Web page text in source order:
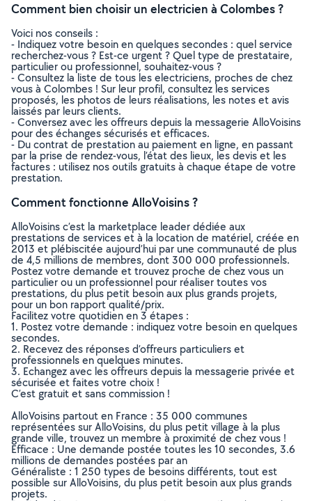
Comment bien choisir un electricien à Colombes ?
Voici nos conseils :
- Indiquez votre besoin en quelques secondes : quel service
recherchez-vous ? Est-ce urgent ? Quel type de prestataire,
particulier ou professionnel, souhaitez-vous ?
- Consultez la liste de tous les electriciens, proches de chez
vous à Colombes ! Sur leur profil, consultez les services
proposés, les photos de leurs réalisations, les notes et avis
laissés par leurs clients.
- Conversez avec les offreurs depuis la messagerie AlloVoisins
pour des échanges sécurisés et efficaces.
- Du contrat de prestation au paiement en ligne, en passant
par la prise de rendez-vous, l’état des lieux, les devis et les
factures : utilisez nos outils gratuits à chaque étape de votre
prestation.
Comment fonctionne AlloVoisins ?
AlloVoisins c’est la marketplace leader dédiée aux
prestations de services et à la location de matériel, créée en
2013 et plébiscitée aujourd’hui par une communauté de plus
de 4,5 millions de membres, dont 300 000 professionnels.
Postez votre demande et trouvez proche de chez vous un
particulier ou un professionnel pour réaliser toutes vos
prestations, du plus petit besoin aux plus grands projets,
pour un bon rapport qualité/prix.
Facilitez votre quotidien en 3 étapes :
1. Postez votre demande : indiquez votre besoin en quelques
secondes.
2. Recevez des réponses d’offreurs particuliers et
professionnels en quelques minutes.
3. Echangez avec les offreurs depuis la messagerie privée et
sécurisée et faites votre choix !
C’est gratuit et sans commission !
AlloVoisins partout en France : 35 000 communes
représentées sur AlloVoisins, du plus petit village à la plus
grande ville, trouvez un membre à proximité de chez vous !
Efficace : Une demande postée toutes les 10 secondes, 3.6
millions de demandes postées par an
Généraliste : 1 250 types de besoins différents, tout est
possible sur AlloVoisins, du plus petit besoin aux plus grands
projets.